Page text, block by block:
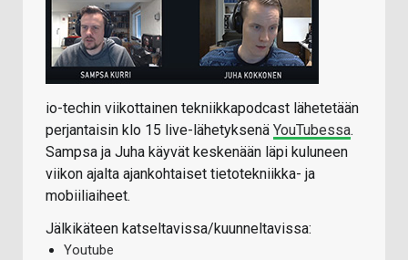
io-techin viikottainen tekniikkapodcast lähetetään
perjantaisin klo 15 live-lähetyksenä YouTubessa.
Sampsa ja Juha käyvät keskenään läpi kuluneen
viikon ajalta ajankohtaiset tietotekniikka- ja
mobiiliaiheet.
Jälkikäteen katseltavissa/kuunneltavissa:
Youtube